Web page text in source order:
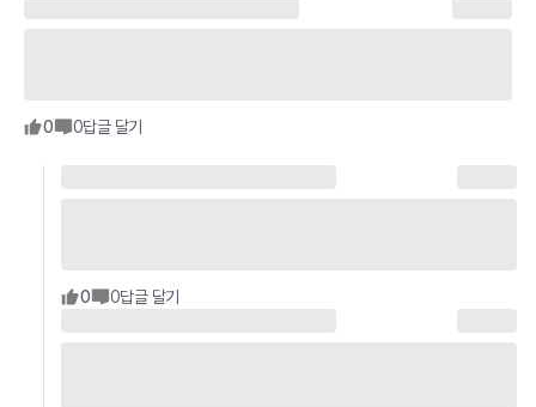
0 0답글 달기
0 0답글 달기